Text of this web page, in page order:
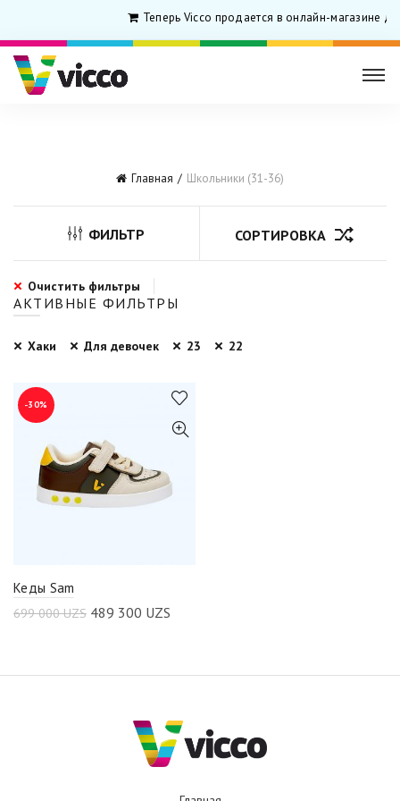
Теперь Vicco продается в онлайн-магазине
Главная Школьники (31-36)
ФИЛЬТР СОРТИРОВКА
Очистить фильтры
АКТИВНЫЕ ФИЛЬТРЫ
Хаки Для девочек 23 22
-30%
Кеды Sam
699 000UZS 489 300 UZS